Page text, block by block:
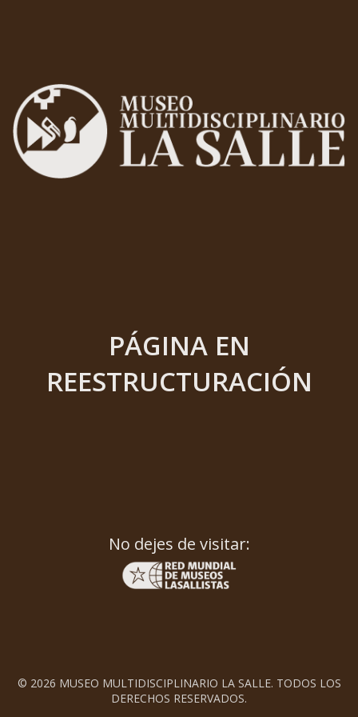
PÁGINA EN
REESTRUCTURACIÓN
No dejes de visitar:
© 2026 MUSEO MULTIDISCIPLINARIO LA SALLE. TODOS LOS
DERECHOS RESERVADOS.